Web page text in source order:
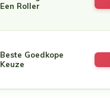
Een Roller
Beste Goedkope
Keuze